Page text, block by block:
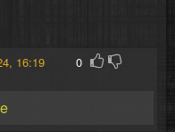
16:19
0